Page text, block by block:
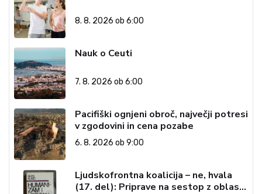
8. 8. 2026 ob 6:00
Nauk o Ceuti
7. 8. 2026 ob 6:00
Pacifiški ognjeni obroč, največji potresi
v zgodovini in cena pozabe
6. 8. 2026 ob 9:00
Ljudskofrontna koalicija – ne, hvala
(17. del): Priprave na sestop z oblasti